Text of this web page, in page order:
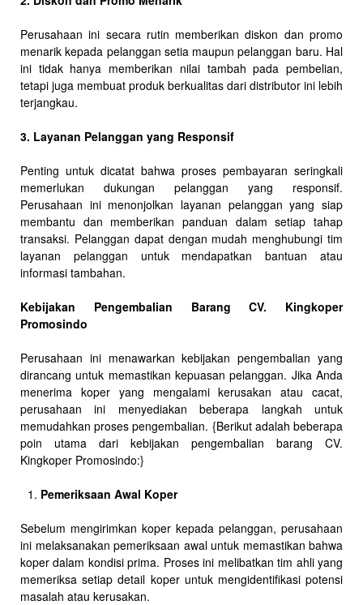
Perusahaan ini secara rutin memberikan diskon dan promo
menarik kepada pelanggan setia maupun pelanggan baru. Hal
ini tidak hanya memberikan nilai tambah pada pembelian,
tetapi juga membuat produk berkualitas dari distributor ini lebih
terjangkau.
3. Layanan Pelanggan yang Responsif
Penting untuk dicatat bahwa proses pembayaran seringkali
memerlukan dukungan pelanggan yang responsif.
Perusahaan ini menonjolkan layanan pelanggan yang siap
membantu dan memberikan panduan dalam setiap tahap
transaksi. Pelanggan dapat dengan mudah menghubungi tim
layanan pelanggan untuk mendapatkan bantuan atau
informasi tambahan.
Kebijakan Pengembalian Barang CV. Kingkoper
Promosindo
Perusahaan ini menawarkan kebijakan pengembalian yang
dirancang untuk memastikan kepuasan pelanggan. Jika Anda
menerima koper yang mengalami kerusakan atau cacat,
perusahaan ini menyediakan beberapa langkah untuk
memudahkan proses pengembalian. {Berikut adalah beberapa
poin utama dari kebijakan pengembalian barang CV.
Kingkoper Promosindo:}
Pemeriksaan Awal Koper
Sebelum mengirimkan koper kepada pelanggan, perusahaan
ini melaksanakan pemeriksaan awal untuk memastikan bahwa
koper dalam kondisi prima. Proses ini melibatkan tim ahli yang
memeriksa setiap detail koper untuk mengidentifikasi potensi
masalah atau kerusakan.